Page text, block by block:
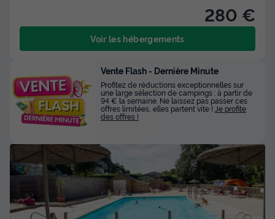
280 €
Voir les hébergements
Vente Flash - Dernière Minute
Profitez de réductions exceptionnelles sur
une large sélection de campings : à partir de
94 € la semaine. Ne laissez pas passer ces
offres limitées, elles partent vite ! Je profite
des offres !